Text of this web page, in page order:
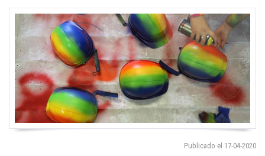
Publicado el 17-04-2020